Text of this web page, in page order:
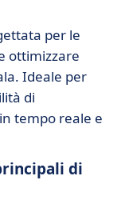
per le
ottimizzare
Ideale per
di
in tempo reale e
di